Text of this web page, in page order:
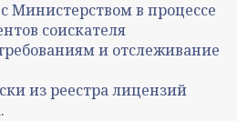
Министерством в процессе
соискателя
и отслеживание
из реестра лицензий